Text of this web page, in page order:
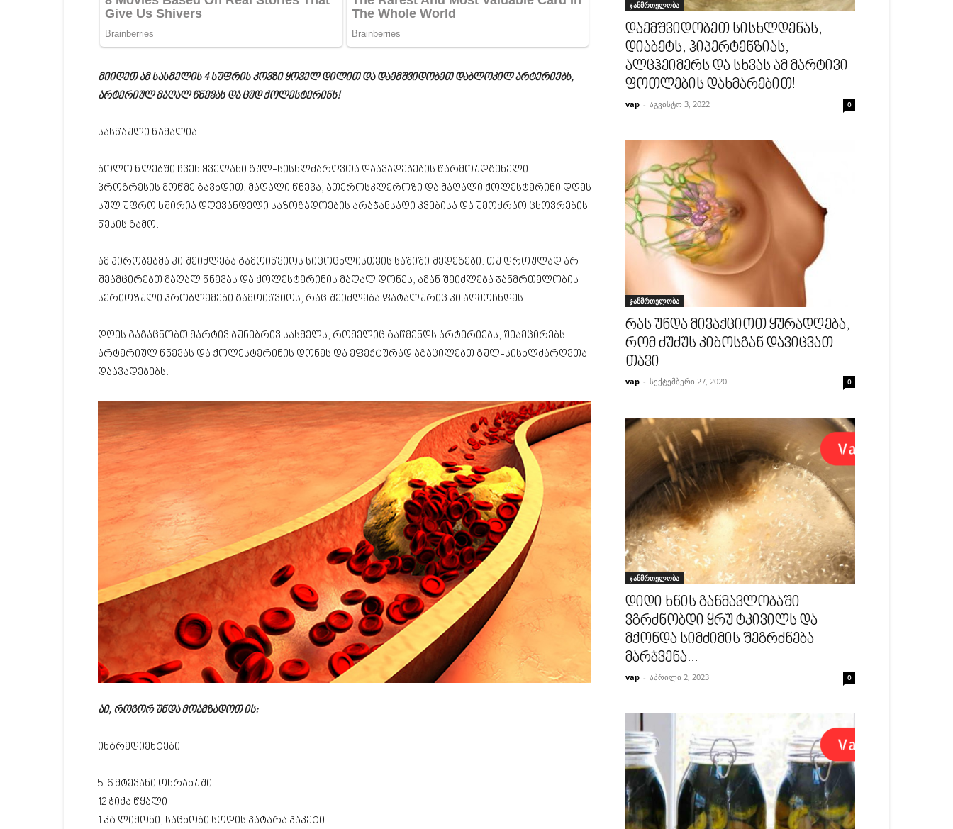
მიიღეთ ამ სასმელის 4 სუფრის კოვზი ყოველ დილით და დაემშვიდობეთ დაბლოკილ არტერიებს,
არტერიულ მაღალ წნევას და ცუდ ქოლესტერინს!
სასწაული წამალია!
ბოლო წლებში ჩვენ ყველანი გულ-სისხლძარღვთა დაავადებების წარმოუდგენელი
პროგრესის მოწმე გავხდით. მაღალი წნევა, ათეროსკლეროზი და მაღალი ქოლესტერინი დღეს
სულ უფრო ხშირია დღევანდელი საზოგადოების არაჯანსაღი კვებისა და უმოძრაო ცხოვრების
წესის გამო.
ამ პირობებმა კი შეიძლება გამოიწვიოს სიცოცხლისთვის საშიში შედეგები. თუ დროულად არ
შეამცირებთ მაღალ წნევას და ქოლესტერინის მაღალ დონეს, ამან შეიძლება ჯანმრთელობის
სერიოზული პრობლემები გამოიწვიოს, რაც შეიძლება ფატალურიც კი აღმოჩნდეს..
დღეს გაგაცნობთ მარტივ ბუნებრივ სასმელს, რომელიც გაწმენდს არტერიებს, შეამცირებს
არტერიულ წნევას და ქოლესტერინის დონეს და ეფექტურად აგაცილებთ გულ-სისხლძარღვთა
დაავადებებს.
აი, როგორ უნდა მოამზადოთ ის:
ინგრედიენტები
5-6 მტევანი ოხრახუში
12 ჭიქა წყალი
1 კგ ლიმონი, საცხობი სოდის პატარა პაკეტი
ჯანმრთელობა
დაემშვიდობეთ სისხლდენას,
დიაბეტს, ჰიპერტენზიას,
ალცჰეიმერს და სხვას ამ მარტივი
ფოთლების დახმარებით!
vap - აგვისტო 3, 2022 0
ჯანმრთელობა
რას უნდა მივაქციოთ ყურადღება,
რომ ძუძუს კიბოსგან დავიცვათ
თავი
vap - სექტემბერი 27, 2020 0
ჯანმრთელობა
დიდი ხნის განმავლობაში
ვგრძნობდი ყრუ ტკივილს და
მქონდა სიმძიმის შეგრძნება
მარჯვენა...
vap - აპრილი 2, 2023 0